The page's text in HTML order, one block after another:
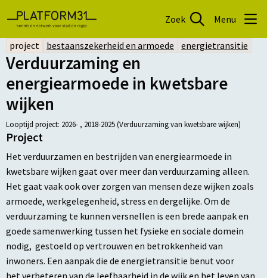
Zoek Menu
project bestaanszekerheid en armoede energietransitie
Verduurzaming en
energiearmoede in kwetsbare
wijken
Looptijd project: 2026- , 2018-2025 (Verduurzaming van kwetsbare wijken)
Project
Het verduurzamen en bestrijden van energiearmoede in
kwetsbare wijken gaat over meer dan verduurzaming alleen.
Het gaat vaak ook over zorgen van mensen deze wijken zoals
armoede, werkgelegenheid, stress en dergelijke. Om de
verduurzaming te kunnen versnellen is een brede aanpak en
goede samenwerking tussen het fysieke en sociale domein
nodig, gestoeld op vertrouwen en betrokkenheid van
inwoners. Een aanpak die de energietransitie benut voor
het verbeteren van de leefbaarheid in de wijk en het leven van